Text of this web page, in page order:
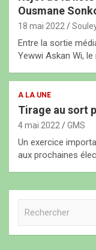
Ousmane
18 mai 2022
Entre la sortie
Yewwi Askan Wi,
A LA UNE
Tirage au sort
4 mai 2022 GMS
Un exercice
aux prochaines